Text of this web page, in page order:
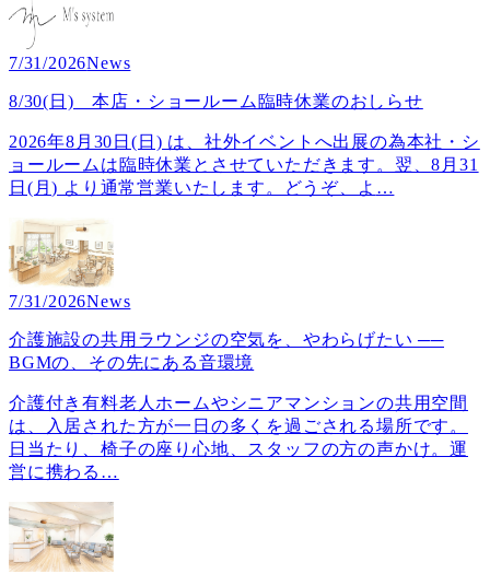
7/31/2026News
8/30(日) 本店・ショールーム臨時休業のおしらせ
2026年8月30日(日) は、社外イベントへ出展の為本社・シ
ョールームは臨時休業とさせていただきます。翌、8月31
日(月) より通常営業いたします。どうぞ、よ …
7/31/2026News
介護施設の共用ラウンジの空気を、やわらげたい ──
BGMの、その先にある音環境
介護付き有料老人ホームやシニアマンションの共用空間
は、入居された方が一日の多くを過ごされる場所です。
日当たり、椅子の座り心地、スタッフの方の声かけ。運
営に携わる …